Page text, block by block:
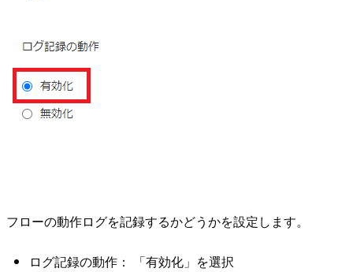
フローの動作ログを記録するかどうかを設定します。
ログ記録の動作： 「有効化」を選択